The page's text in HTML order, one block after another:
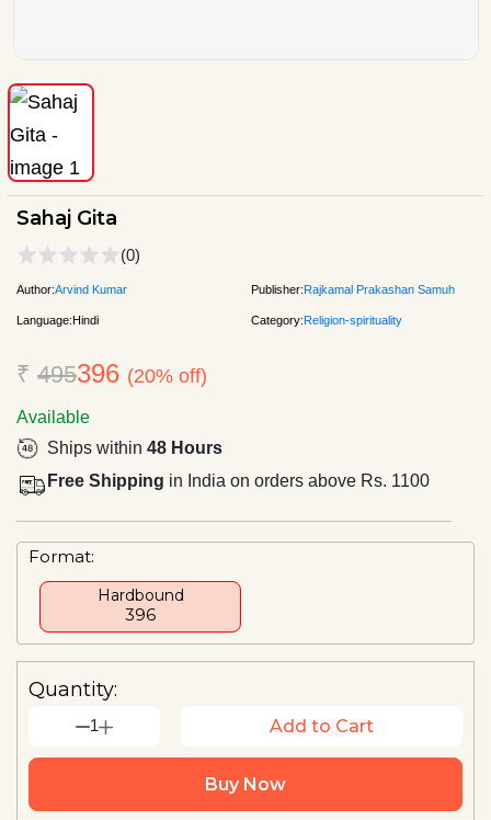
Sahaj Gita
(0)
Author:Arvind Kumar Publisher:Rajkamal Prakashan Samuh
Language:Hindi Category:Religion-spirituality
₹ 495396 (20% off)
Available
Ships within 48 Hours
Free Shipping in India on orders above Rs. 1100
Format:
Hardbound
₹396
Quantity:
1 Add to Cart
Buy Now